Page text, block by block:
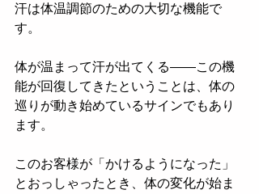
汗は体温調節のための大切な機能で
す。
体が温まって汗が出てくる——この機
能が回復してきたということは、体の
巡りが動き始めているサインでもあり
ます。
このお客様が「かけるようになった」
とおっしゃったとき、体の変化が始ま